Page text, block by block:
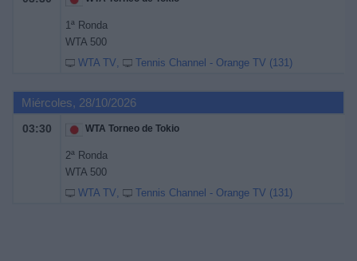
1ª Ronda
WTA 500
WTA TV
Tennis Channel - Orange TV (131)
Miércoles, 28/10/2026
03:30 WTA Torneo de Tokio
2ª Ronda
WTA 500
WTA TV
Tennis Channel - Orange TV (131)